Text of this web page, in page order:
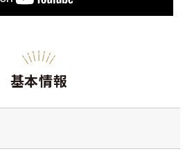
基本情報